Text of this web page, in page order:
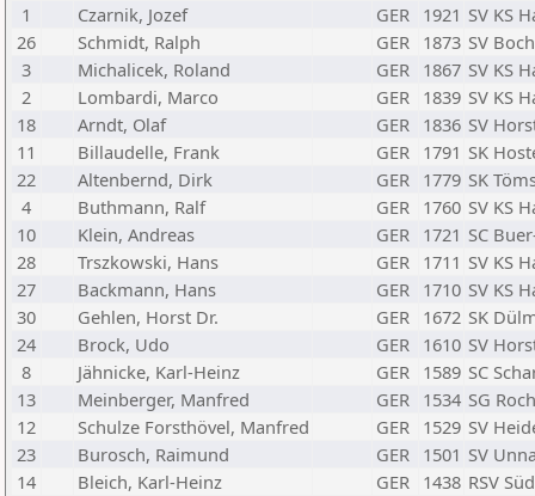
1
Czarnik, Jozef GER 1921 SV KS
26
Schmidt, Ralph GER 1873 SV
3
Michalicek, Roland GER 1867 SV KS
2
Lombardi, Marco GER 1839 SV KS
18
Arndt, Olaf GER 1836 SV
11
Billaudelle, Frank GER 1791 SK
22
Altenbernd, Dirk GER 1779 SK
4
Buthmann, Ralf GER 1760 SV KS
10
Klein, Andreas GER 1721 SC
28
Trszkowski, Hans GER 1711 SV KS
27
Backmann, Hans GER 1710 SV KS
30
Gehlen, Horst Dr. GER 1672 SK
24
Brock, Udo GER 1610 SV
8
Jähnicke, Karl-Heinz GER 1589 SC
13
Meinberger, Manfred GER 1534 SG
12
Schulze Forsthövel, Manfred GER 1529 SV
23
Burosch, Raimund GER 1501 SV
14
Bleich, Karl-Heinz GER 1438 RSV